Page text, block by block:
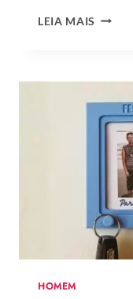
LEIA MAIS CESTA
DOS
PAIS:
MAIS
IDEIAS
A
HOMEM